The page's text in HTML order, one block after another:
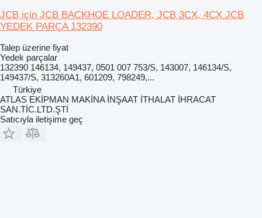
JCB için JCB BACKHOE LOADER, JCB 3CX, 4CX JCB
YEDEK PARÇA 132390
Talep üzerine fiyat
Yedek parçalar
132390 146134, 149437, 0501 007 753/S, 143007, 146134/S,
149437/S, 313260A1, 601209, 798249,...
Türkiye
ATLAS EKİPMAN MAKİNA İNŞAAT İTHALAT İHRACAT
SAN.TİC.LTD.ŞTİ
Satıcıyla iletişime geç